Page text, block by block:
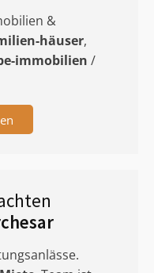
&
häuser,
immobilien /